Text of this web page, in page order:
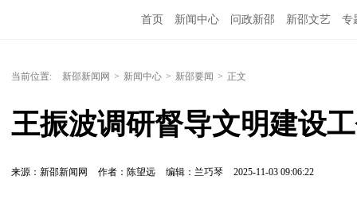
首页 新闻中心 问政新邵 新邵文艺 专
当前位置: 新邵新闻网 > 新闻中心 > 新邵要闻 > 正文
王振波调研督导文明建设
来源：新邵新闻网 作者：陈望远 编辑：兰巧琴 2025-11-03 09:06:22